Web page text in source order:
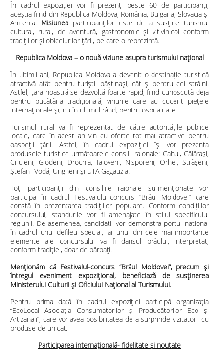
În cadrul expoziției vor fi prezenți peste 60 de participanți,
aceștia fiind din Republica Moldova, România, Bulgaria, Slovacia și
Armenia. Misiunea participanților este de a susține turismul
cultural, rural, de aventură, gastronomic și vitivinicol conform
tradițiilor și obiceiurilor țării, pe care o reprezintă.
Republica Moldova – o nouă viziune asupra turismului național
În ultimii ani, Republica Moldova a devenit o destinație turistică
atractivă atât pentru turiștii băștinași, cât și pentru cei străini.
Astfel, țara noastră se dezvoltă foarte rapid, fiind cunoscută deja
pentru bucătăria tradițională, vinurile care au cucerit piețele
internaționale și, nu în ultimul rând, pentru ospitalitate.
Turismul rural va fi reprezentat de către autoritățile publice
locale, care în acest an vin cu oferte tot mai atractive pentru
oaspeții țării. Astfel, în cadrul expoziției își vor prezenta
produsele turistice următoarele consilii raionale: Сahul, Călărași,
Criuleni, Glodeni, Drochia, Ialoveni, Nisporeni, Orhei, Strășeni,
Ștefan- Vodă, Ungheni și UTA Gagauzia.
Toți participanții din consiliile raionale su-menționate vor
participa în cadrul Festivalului-concurs “Brâul Moldovei” care
constă în prezentarea tradițiilor populare. Conform condițiilor
concursului, standurile vor fi amenajate în stilul specificului
regiunii. De asemenea, candidații vor demonstra portul national
în cadrul unui defileu special, iar unul din cele mai importante
elemente ale concursului va fi dansul brâului, interpretat,
conform tradiției, doar de bărbați.
Menționăm că Festivalul-concurs “Brâul Moldovei”, precum și
întregul eveniment expozițional, beneficiază de susținerea
Ministerului Culturii și Oficiului Național al Turismului.
Pentru prima dată în cadrul expoziției participă organizația
“EcoLocal Asociația Consumatorilor și Producătorilor Eco și
Artizanali”, care vor avea posibilitatea de a surprinde vizitatorii cu
produse de unicat.
Participarea internațională- fidelitate și noutate